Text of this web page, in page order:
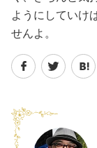
ようにしていけ
せんよ。